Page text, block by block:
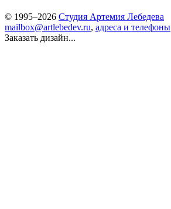
© 1995–2026 Студия Артемия Лебедева
mailbox@artlebedev.ru, адреса и телефоны
Заказать дизайн...